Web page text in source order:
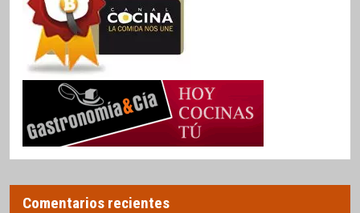
Comentarios recientes